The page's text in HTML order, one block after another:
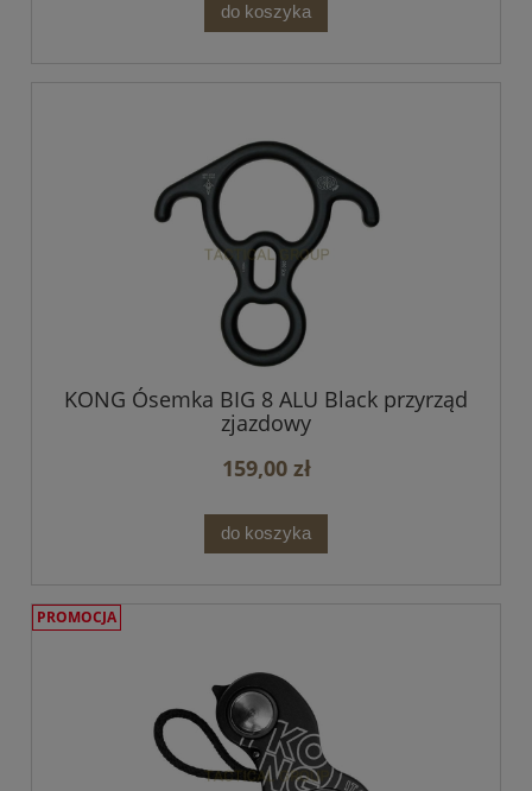
do koszyka
KONG Ósemka BIG 8 ALU Black przyrząd
zjazdowy
159,00 zł
do koszyka
PROMOCJA